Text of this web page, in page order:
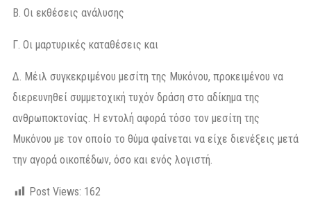
Β. Οι εκθέσεις ανάλυσης
Γ. Οι μαρτυρικές καταθέσεις και
Δ. Μέιλ συγκεκριμένου μεσίτη της Μυκόνου, προκειμένου να
διερευνηθεί συμμετοχική τυχόν δράση στο αδίκημα της
ανθρωποκτονίας. Η εντολή αφορά τόσο τον μεσίτη της
Μυκόνου με τον οποίο το θύμα φαίνεται να είχε διενέξεις μετά
την αγορά οικοπέδων, όσο και ενός λογιστή.
Post Views: 162